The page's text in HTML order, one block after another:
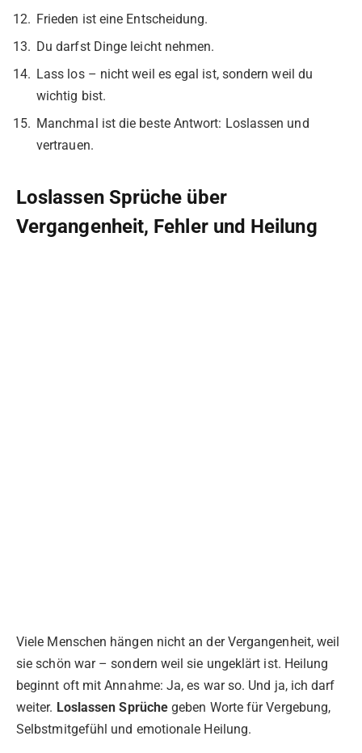
Frieden ist eine Entscheidung.
Du darfst Dinge leicht nehmen.
Lass los – nicht weil es egal ist, sondern weil du
wichtig bist.
Manchmal ist die beste Antwort: Loslassen und
vertrauen.
Loslassen Sprüche über
Vergangenheit, Fehler und Heilung
Viele Menschen hängen nicht an der Vergangenheit, weil
sie schön war – sondern weil sie ungeklärt ist. Heilung
beginnt oft mit Annahme: Ja, es war so. Und ja, ich darf
weiter. Loslassen Sprüche geben Worte für Vergebung,
Selbstmitgefühl und emotionale Heilung.